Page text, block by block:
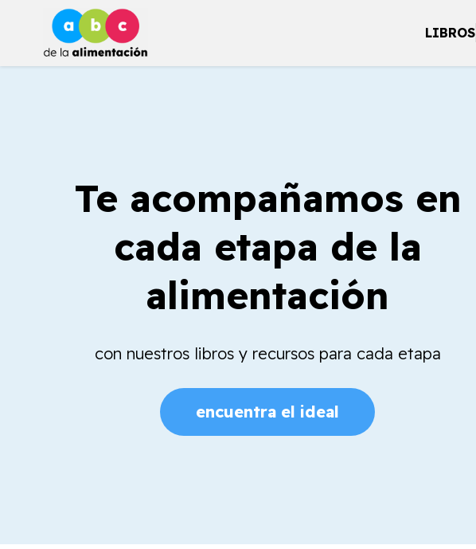
contenido
LIBROS
Te acompañamos en
cada etapa de la
alimentación
con nuestros libros y recursos para cada etapa
encuentra el ideal